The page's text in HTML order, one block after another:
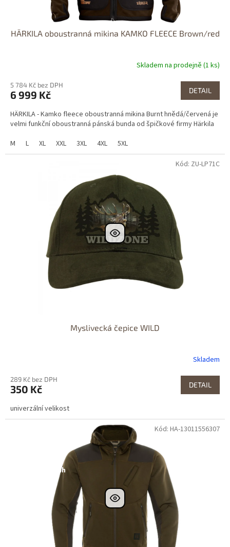
HÄRKILA oboustranná mikina KAMKO FLEECE Brown/red
Skladem na prodejně (1 ks)
5 784 Kč bez DPH
6 999 Kč DETAIL
HÄRKILA - Kamko fleece oboustranná mikina Burnt hnědá/červená je
velmi funkční oboustranná pánská bunda od špičkové firmy Härkila
M
L XL XXL 3XL 4XL 5XL
Myslivecká čepice WILD
Skladem
289 Kč bez DPH
350 Kč DETAIL
univerzální velikost
Kód: ZU-LP71C
Dostupnost 24h
Kód: HA-13011556307